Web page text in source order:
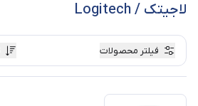
لاجیتک / Logitech
فیلتر محصولات